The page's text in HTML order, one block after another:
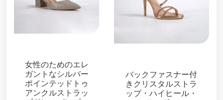
女性のためのエレ
ガントなシルバー
ポインテッドトゥ
アンクルストラッ
バックファスナー付
きクリスタルストラ
ップ・ハイヒール・